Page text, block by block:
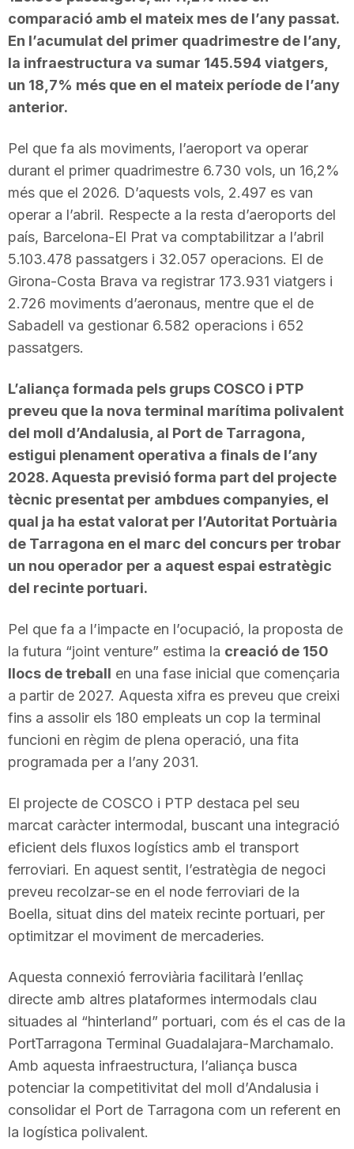
comparació amb el mateix mes de l’any passat.
En l’acumulat del primer quadrimestre de l’any,
la infraestructura va sumar 145.594 viatgers,
un 18,7% més que en el mateix període de l’any
anterior.
Pel que fa als moviments, l’aeroport va operar
durant el primer quadrimestre 6.730 vols, un 16,2%
més que el 2026. D’aquests vols, 2.497 es van
operar a l’abril. Respecte a la resta d’aeroports del
país, Barcelona-El Prat va comptabilitzar a l’abril
5.103.478 passatgers i 32.057 operacions. El de
Girona-Costa Brava va registrar 173.931 viatgers i
2.726 moviments d’aeronaus, mentre que el de
Sabadell va gestionar 6.582 operacions i 652
passatgers.
L’aliança formada pels grups COSCO i PTP
preveu que la nova terminal marítima polivalent
del moll d’Andalusia, al Port de Tarragona,
estigui plenament operativa a finals de l’any
2028. Aquesta previsió forma part del projecte
tècnic presentat per ambdues companyies, el
qual ja ha estat valorat per l’Autoritat Portuària
de Tarragona en el marc del concurs per trobar
un nou operador per a aquest espai estratègic
del recinte portuari.
Pel que fa a l’impacte en l’ocupació, la proposta de
la futura “joint venture” estima la creació de 150
llocs de treball en una fase inicial que començaria
a partir de 2027. Aquesta xifra es preveu que creixi
fins a assolir els 180 empleats un cop la terminal
funcioni en règim de plena operació, una fita
programada per a l’any 2031.
El projecte de COSCO i PTP destaca pel seu
marcat caràcter intermodal, buscant una integració
eficient dels fluxos logístics amb el transport
ferroviari. En aquest sentit, l’estratègia de negoci
preveu recolzar-se en el node ferroviari de la
Boella, situat dins del mateix recinte portuari, per
optimitzar el moviment de mercaderies.
Aquesta connexió ferroviària facilitarà l’enllaç
directe amb altres plataformes intermodals clau
situades al “hinterland” portuari, com és el cas de la
PortTarragona Terminal Guadalajara-Marchamalo.
Amb aquesta infraestructura, l’aliança busca
potenciar la competitivitat del moll d’Andalusia i
consolidar el Port de Tarragona com un referent en
la logística polivalent.